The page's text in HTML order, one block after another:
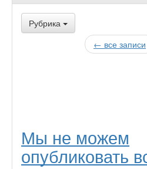
Рубрика
← все записи
Мы не можем
опубликовать